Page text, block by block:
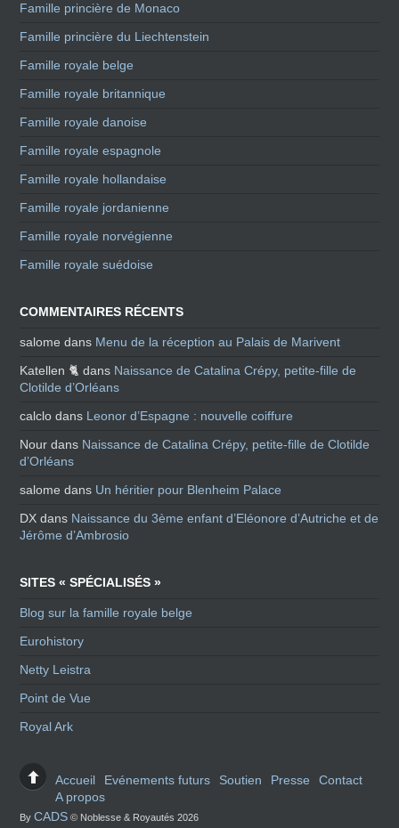
Famille princière de Monaco
Famille princière du Liechtenstein
Famille royale belge
Famille royale britannique
Famille royale danoise
Famille royale espagnole
Famille royale hollandaise
Famille royale jordanienne
Famille royale norvégienne
Famille royale suédoise
COMMENTAIRES RÉCENTS
salome dans Menu de la réception au Palais de Marivent
Katellen 🐈 dans Naissance de Catalina Crépy, petite-fille de
Clotilde d’Orléans
calclo dans Leonor d’Espagne : nouvelle coiffure
Nour dans Naissance de Catalina Crépy, petite-fille de Clotilde
d’Orléans
salome dans Un héritier pour Blenheim Palace
DX dans Naissance du 3ème enfant d’Eléonore d’Autriche et de
Jérôme d’Ambrosio
SITES « SPÉCIALISÉS »
Blog sur la famille royale belge
Eurohistory
Netty Leistra
Point de Vue
Royal Ark
Accueil Evénements futurs Soutien Presse
Contact
A propos
ByCADS © Noblesse & Royautés 2026